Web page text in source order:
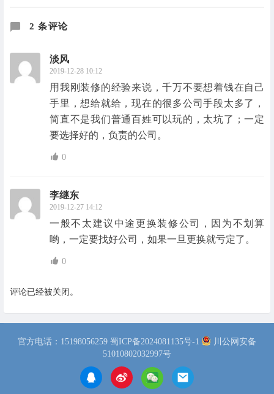
2 条评论
淡风
2019-12-28 10:12
用我刚装修的经验来说，千万不要想着钱在自己
手里，想给就给，现在的很多公司手段太多了，
简直不是我们普通百姓可以玩的，太坑了；一定
要选择好的，负责的公司。
0
李继东
2019-12-27 14:12
一般不太建议中途更换装修公司，因为不划算
哟，一定要找好公司，如果一旦更换就亏定了。
0
评论已经被关闭。
官方电话：15198056259 蜀ICP备2024081135号-1
川公网安备
51010802032997号